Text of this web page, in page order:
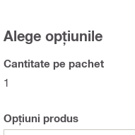
Alege opțiunile
Cantitate pe pachet
1
Opțiuni produs